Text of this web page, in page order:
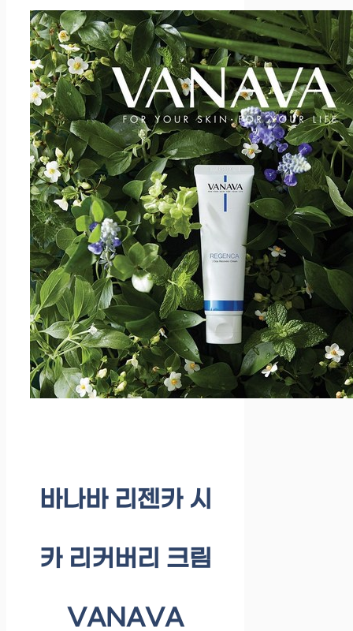
바나바 리젠카 시
카 리커버리 크림
VANAVA